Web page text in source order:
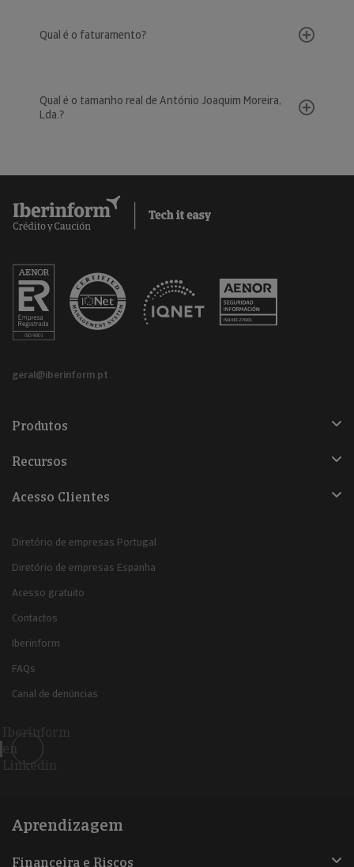
Qual é o faturamento?
Qual é o tamanho real de António Joaquim Moreira,
Lda.?
geral@iberinform.pt
Produtos
Recursos
Acesso Clientes
Diretório de empresas Portugal
Diretório de empresas Espanha
Acesso gratuito
Contactos
Iberinform
FAQs
Canal de denúncias
Iberinform
en
Linkedin
Aprendizagem
Financeira e Riscos